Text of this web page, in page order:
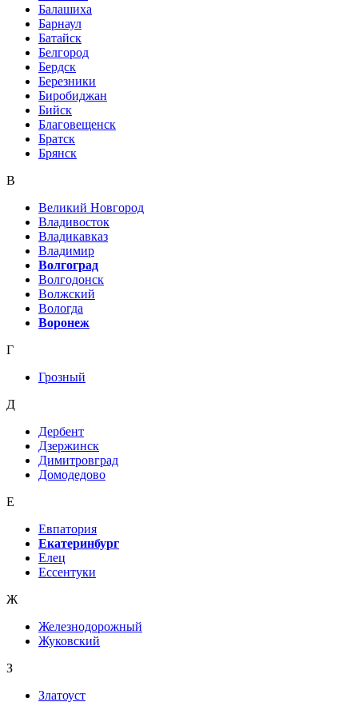
Балашиха
Барнаул
Батайск
Белгород
Бердск
Березники
Биробиджан
Бийск
Благовещенск
Братск
Брянск
В
Великий Новгород
Владивосток
Владикавказ
Владимир
Волгоград
Волгодонск
Волжский
Вологда
Воронеж
Г
Грозный
Д
Дербент
Дзержинск
Димитровград
Домодедово
Е
Евпатория
Екатеринбург
Елец
Ессентуки
Ж
Железнодорожный
Жуковский
З
Златоуст